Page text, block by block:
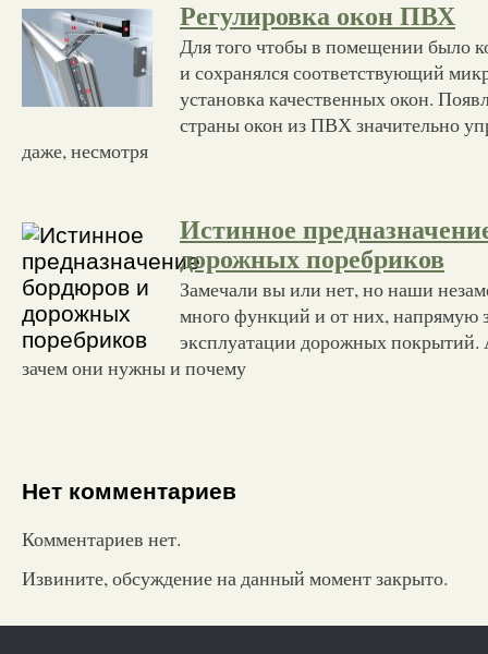
Регулировка окон ПВХ
Для того чтобы в помещении было
и сохранялся соответствующий
установка качественных окон.
страны окон из ПВХ значительно
даже, несмотря
Истинное
дорожных поребриков
Замечали вы или нет, но наши
много функций и от них, напрямую
эксплуатации дорожных
зачем они нужны и почему
Нет комментариев
Комментариев нет.
Извините, обсуждение на данный момент закрыто.